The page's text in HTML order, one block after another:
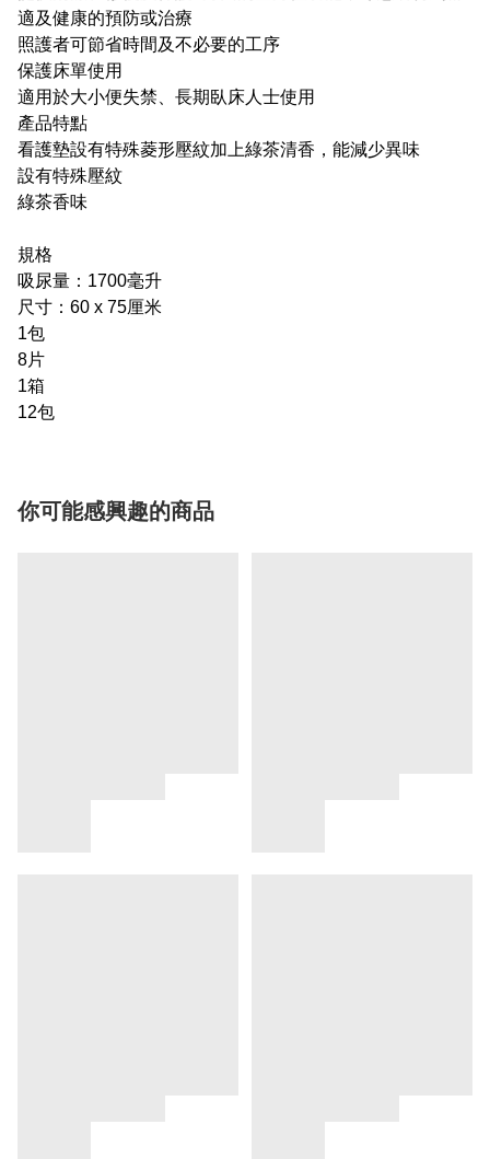
適及健康的預防或治療
照護者可節省時間及不必要的工序
保護床單使用
適用於大小便失禁、長期臥床人士使用
產品特點
看護墊設有特殊菱形壓紋加上綠茶清香，能減少異味
設有特殊壓紋
綠茶香味
規格
吸尿量：1700毫升
尺寸：60 x 75厘米
1包
8片
1箱
12包
你可能感興趣的商品